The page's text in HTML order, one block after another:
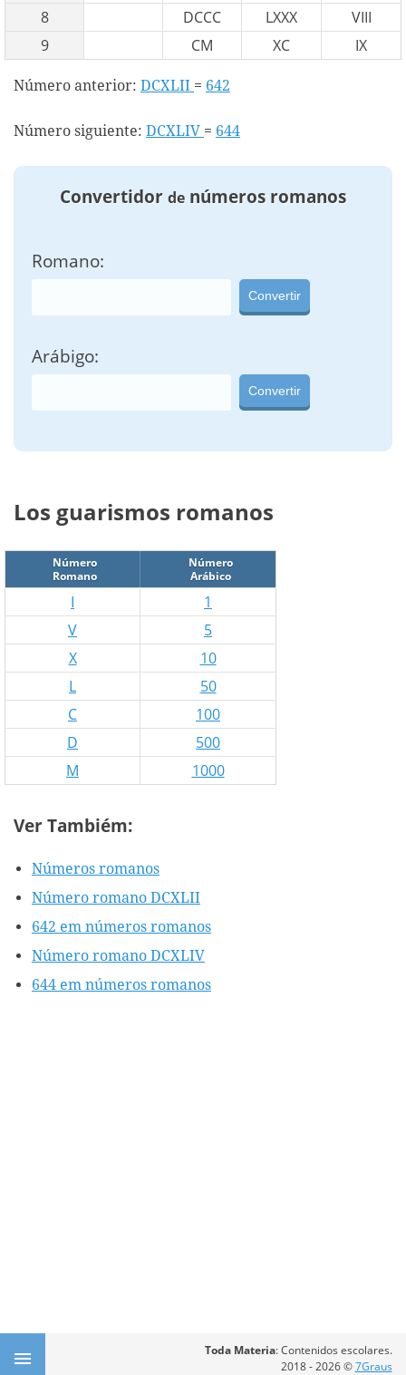
8
DCCC LXXX
VIII
9
CM XC IX
Número anterior: DCXLII = 642
Número siguiente: DCXLIV = 644
Convertidor de números romanos
Romano:
Convertir
Arábigo:
Convertir
Los guarismos romanos
Número
Romano
Número
Arábico
I
1
V
5
X
10
L
50
C
100
D
500
M
1000
Ver Tambiém:
Números romanos
Número romano DCXLII
642 em números romanos
Número romano DCXLIV
644 em números romanos
Toda Materia: Contenidos escolares.
2018 - 2026 ©7Graus